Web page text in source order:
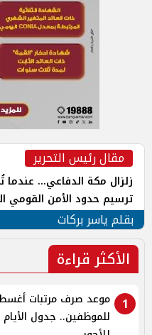
مقال رئيس التحرير
زلزال مكة الدفاعي... عندما
ترسيم حدود الأمن القومي
بقلم ياسر بركات
الأكثر قراءة
1
للموظفين.. جدول الأيام